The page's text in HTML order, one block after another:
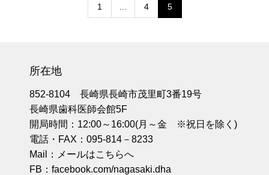
1 4 5
所在地
852-8104 長崎県長崎市茂里町3番19号
長崎県歯科医師会館5F
開局時間：12:00～16:00(月～金 ※祝日を除く)
電話・FAX：095-814－8233
Mail：
メールはこちらへ
FB： facebook.com/nagasaki.dha